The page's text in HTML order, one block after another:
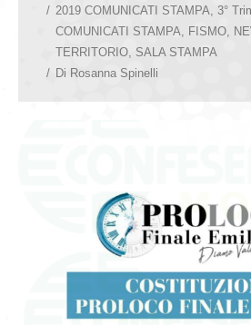
2019 COMUNICATI STAMPA, 3°
COMUNICATI STAMPA, FISMO,
TERRITORIO, SALA STAMPA
Di Rosanna Spinelli